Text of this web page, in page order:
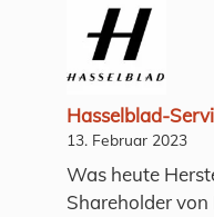
Hasselblad-
13. Februar 2023
Was heute
Shareholder